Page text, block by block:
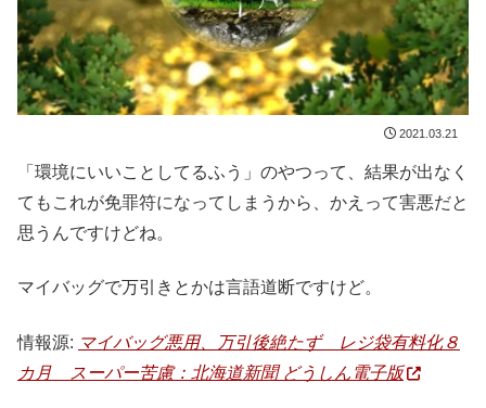
2021.03.21
「環境にいいことしてるふう」のやつって、結果が出なく
てもこれが免罪符になってしまうから、かえって害悪だと
思うんですけどね。
マイバッグで万引きとかは言語道断ですけど。
情報源: マイバッグ悪用、万引後絶たず レジ袋有料化８
カ月 スーパー苦慮：北海道新聞 どうしん電子版